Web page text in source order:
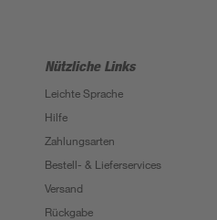
Nützliche Links
Leichte Sprache
Hilfe
Zahlungsarten
Bestell- & Lieferservices
Versand
Rückgabe